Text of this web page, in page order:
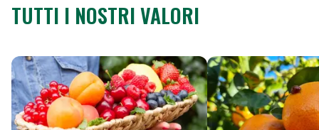
TUTTI I NOSTRI VALORI